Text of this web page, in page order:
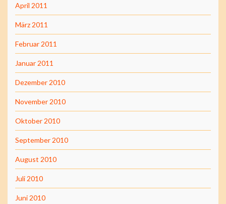
April 2011
März 2011
Februar 2011
Januar 2011
Dezember 2010
November 2010
Oktober 2010
September 2010
August 2010
Juli 2010
Juni 2010